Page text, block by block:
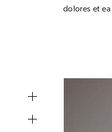
dolores et